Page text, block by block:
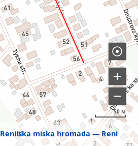
Reniiska miska hromada Reni
50 м